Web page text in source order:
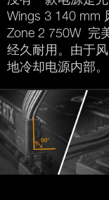
Wings 3 140 mm
Zone 2 750W 完
经久耐用。由于
地冷却电源内部。